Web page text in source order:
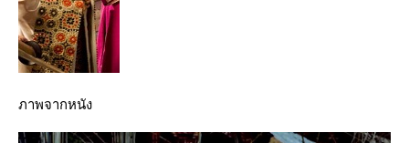
ภาพจากหนัง